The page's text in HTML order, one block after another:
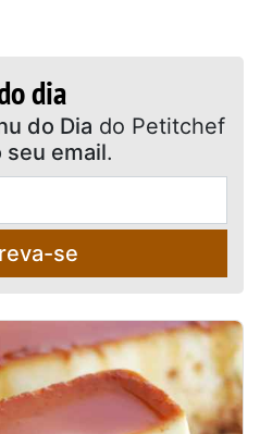
dia
do Dia do Petitchef
email.
se